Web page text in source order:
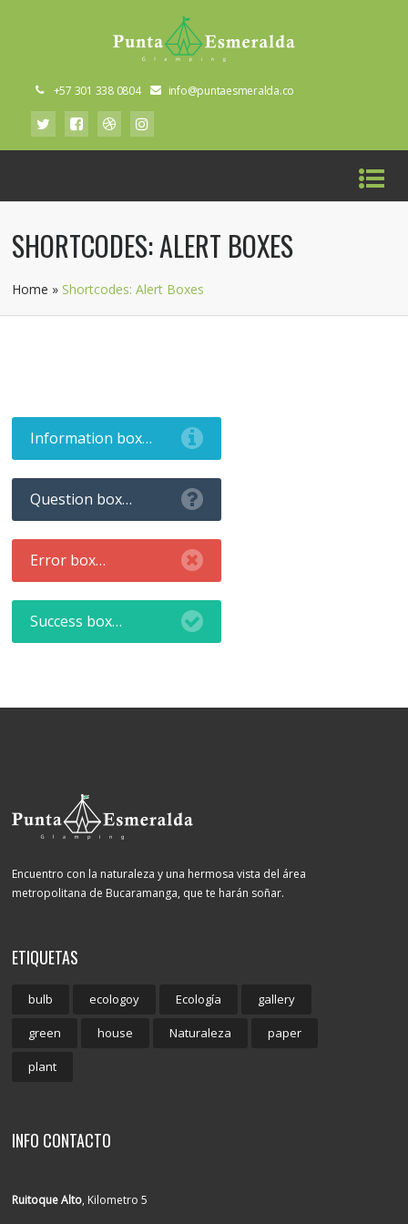
+57 301 338 0804 info@puntaesmeralda.co
SHORTCODES: ALERT BOXES
Home » Shortcodes: Alert Boxes
Information box…
Question box…
Error box…
Success box…
Encuentro con la naturaleza y una hermosa vista del área
metropolitana de Bucaramanga, que te harán soñar.
ETIQUETAS
bulb ecologoy Ecología gallery
green house Naturaleza paper
plant
INFO CONTACTO
Ruitoque Alto, Kilometro 5